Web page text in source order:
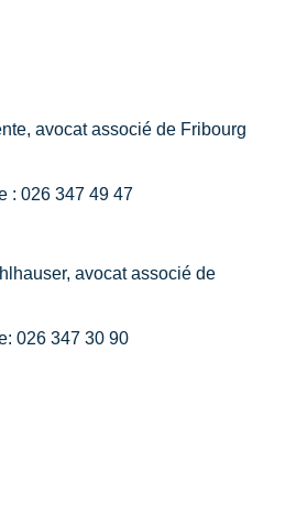
avocat associé de Fribourg
: 026 347 49 47
avocat associé de
026 347 30 90